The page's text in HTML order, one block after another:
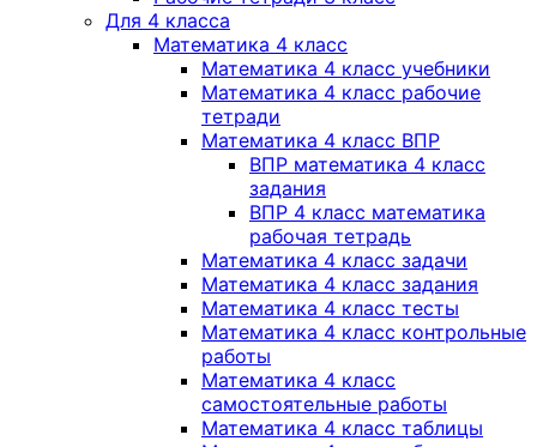
Для 4 класса
Математика 4 класс
Математика 4 класс учебники
Математика 4 класс рабочие
тетради
Математика 4 класс ВПР
ВПР математика 4 класс
задания
ВПР 4 класс математика
рабочая тетрадь
Математика 4 класс задачи
Математика 4 класс задания
Математика 4 класс тесты
Математика 4 класс контрольные
работы
Математика 4 класс
самостоятельные работы
Математика 4 класс таблицы